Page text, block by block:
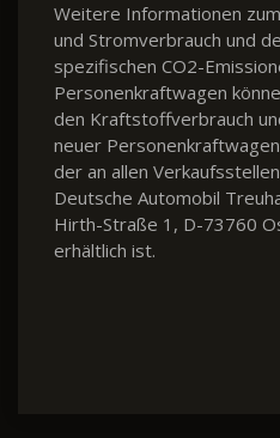
Weitere Informationen
und Stromverbrauch und
spezifischen CO2-
Personenkraftwagen
den Kraftstoffverbrauch
neuer
der an allen
Deutsche Automobil
Hirth-Straße 1, D-73760
erhältlich ist.